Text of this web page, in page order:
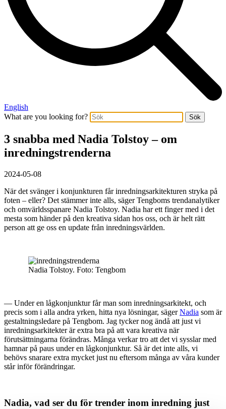
English
What are you looking for?
Sök
3 snabba med Nadia Tolstoy – om
inredningstrenderna
2024-05-08
När det svänger i konjunkturen får inredningsarkitekturen stryka på
foten – eller? Det stämmer inte alls, säger Tengboms trendanalytiker
och omvärldsspanare Nadia Tolstoy. Nadia har ett finger med i det
mesta som händer på den kreativa sidan hos oss, och är helt rätt
person att ge oss en update från inredningsvärlden.
Nadia Tolstoy. Foto: Tengbom
— Under en lågkonjunktur får man som inredningsarkitekt, och
precis som i alla andra yrken, hitta nya lösningar, sägerNadia som är
gestaltningsledare på Tengbom. Jag tycker nog ändå att just vi
inredningsarkitekter är extra bra på att vara kreativa när
förutsättningarna förändras. Många verkar tro att det vi sysslar med
hamnar på paus under en lågkonjunktur. Så är det inte alls, vi
behövs snarare extra mycket just nu eftersom många av våra kunder
står inför förändringar.
Nadia, vad ser du för trender inom inredning just